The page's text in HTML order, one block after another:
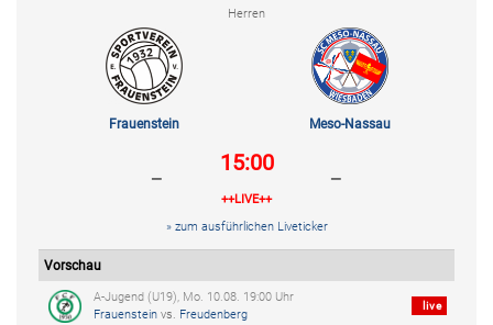
Herren
Frauenstein Meso-Nassau
- 15:00
++LIVE++ -
» zum ausführlichen Liveticker
Vorschau
A-Jugend (U19), Mo. 10.08. 19:00 Uhr
Frauenstein vs. Freudenberg
live